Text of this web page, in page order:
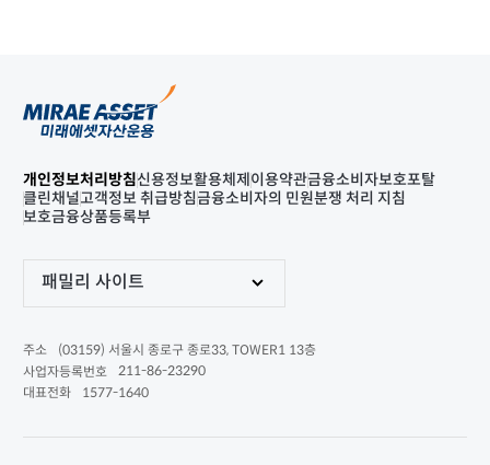
개인정보처리방침신용정보활용체제 이용약관금융소비자보호포탈
클린채널고객정보 취급방침금융소비자의 민원분쟁 처리 지침
보호금융상품등록부
패밀리 사이트
주소
(03159) 서울시 종로구 종로33, TOWER1 13층
사업자등록번호
211-86-23290
대표전화
1577-1640